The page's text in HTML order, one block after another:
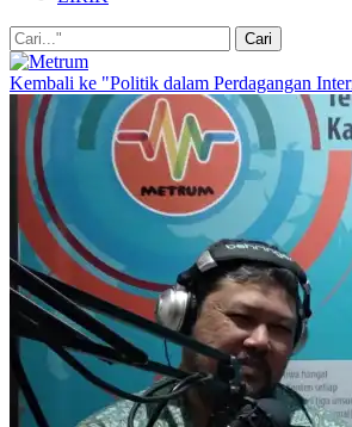
Kembali ke "Politik dalam Perdagangan